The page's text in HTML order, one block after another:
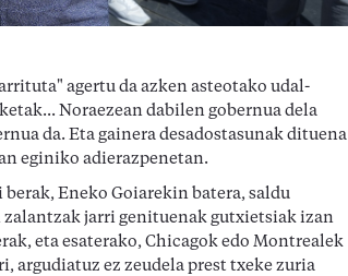
agertu da azken asteotako udal-
Noraezean dabilen gobernua dela
da. Eta gainera desadostasunak dituena
eginiko adierazpenetan.
Eneko Goiarekin batera, saldu
jarri genituenak gutxietsiak izan
eta esaterako, Chicagok edo Montrealek
argudiatuz ez zeudela prest txeke zuria